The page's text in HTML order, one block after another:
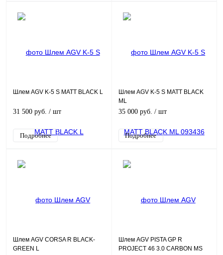
Шлем AGV K-5 S MATT BLACK L
31 500 руб. / шт
Подробнее
Шлем AGV K-5 S MATT BLACK
ML
35 000 руб. / шт
Подробнее
Шлем AGV CORSA R BLACK-
GREEN L
Шлем AGV PISTA GP R
PROJECT 46 3.0 CARBON MS